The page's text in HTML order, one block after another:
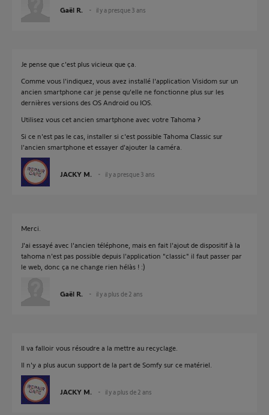
Gaël R. il y a presque 3 ans
Je pense que c'est plus vicieux que ça.
Comme vous l'indiquez, vous avez installé l'application Visidom sur un
ancien smartphone car je pense qu'elle ne fonctionne plus sur les
dernières versions des OS Android ou IOS.
Utilisez vous cet ancien smartphone avec votre Tahoma ?
Si ce n'est pas le cas, installer si c'est possible Tahoma Classic sur
l'ancien smartphone et essayer d'ajouter la caméra.
JACKY M. il y a presque 3 ans
Merci.
J'ai essayé avec l'ancien téléphone, mais en fait l'ajout de dispositif à la
tahoma n'est pas possible depuis l'application "classic" il faut passer par
le web, donc ça ne change rien hélàs ! :)
Gaël R. il y a plus de 2 ans
Il va falloir vous résoudre a la mettre au recyclage.
Il n'y a plus aucun support de la part de Somfy sur ce matériel.
JACKY M. il y a plus de 2 ans